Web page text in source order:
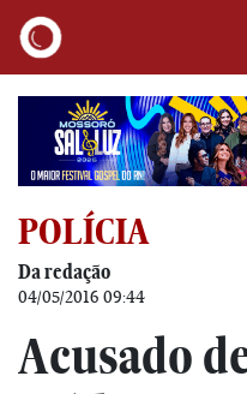
POLÍCIA
Da redação
04/05/2016 09:44
Acusado